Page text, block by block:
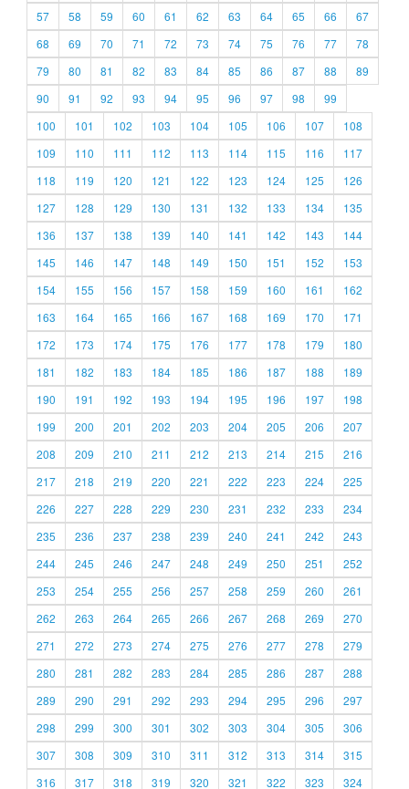
57
58 59 60 61 62 63 64 65 66
67
68
69 70 71 72 73 74 75 76 77
78
79
80 81 82 83 84 85 86 87 88
89
90
91 92 93 94 95 96 97 98
99
100
101 102 103 104 105 106 107
108
109
110 111 112 113 114 115 116
117
118
119 120 121 122 123 124 125
126
127
128 129 130 131 132 133 134
135
136
137 138 139 140 141 142 143
144
145
146 147 148 149 150 151 152
153
154
155 156 157 158 159 160 161
162
163
164 165 166 167 168 169 170
171
172
173 174 175 176 177 178 179
180
181
182 183 184 185 186 187 188
189
190
191 192 193 194 195 196 197
198
199
200 201 202 203 204 205 206
207
208
209 210 211 212 213 214 215
216
217
218 219 220 221 222 223 224
225
226
227 228 229 230 231 232 233
234
235
236 237 238 239 240 241 242
243
244
245 246 247 248 249 250 251
252
253
254 255 256 257 258 259 260
261
262
263 264 265 266 267 268 269
270
271
272 273 274 275 276 277 278
279
280
281 282 283 284 285 286 287
288
289
290 291 292 293 294 295 296
297
298
299 300 301 302 303 304 305
306
307
308 309 310 311 312 313 314
315
316
317 318 319 320 321 322 323 324